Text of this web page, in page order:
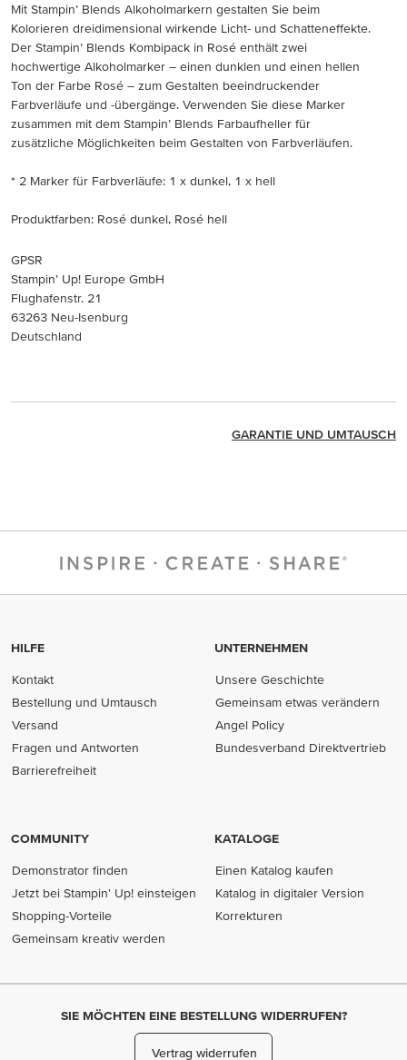
Mit Stampin’ Blends Alkoholmarkern gestalten Sie beim
Kolorieren dreidimensional wirkende Licht- und Schatteneffekte.
Der Stampin’ Blends Kombipack in Rosé enthält zwei
hochwertige Alkoholmarker – einen dunklen und einen hellen
Ton der Farbe Rosé – zum Gestalten beeindruckender
Farbverläufe und -übergänge. Verwenden Sie diese Marker
zusammen mit dem Stampin’ Blends Farbaufheller für
zusätzliche Möglichkeiten beim Gestalten von Farbverläufen.
* 2 Marker für Farbverläufe: 1 x dunkel, 1 x hell
Produktfarben: Rosé dunkel, Rosé hell
GPSR
Stampin’ Up! Europe GmbH
Flughafenstr. 21
63263 Neu-Isenburg
Deutschland
GARANTIE UND UMTAUSCH
HILFE
Kontakt
Bestellung und Umtausch
Versand
Fragen und Antworten
Barrierefreiheit
UNTERNEHMEN
Unsere Geschichte
Gemeinsam etwas verändern
Angel Policy
Bundesverband Direktvertrieb
COMMUNITY
Demonstrator finden
Jetzt bei Stampin' Up! einsteigen
Shopping-Vorteile
Gemeinsam kreativ werden
KATALOGE
Einen Katalog kaufen
Katalog in digitaler Version
Korrekturen
SIE MÖCHTEN EINE BESTELLUNG WIDERRUFEN?
Vertrag widerrufen